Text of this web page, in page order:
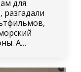
для
разгадали
А…